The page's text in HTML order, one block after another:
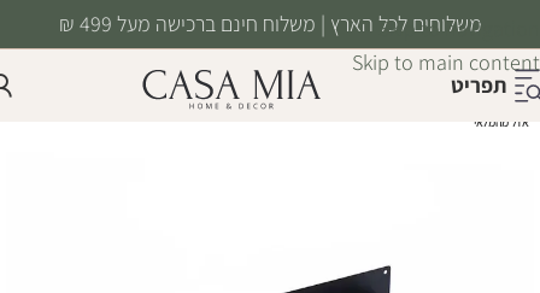
Skip to navigation
Skip to main content
משלוחים לכל הארץ | משלוח חינם ברכישה מעל 499 ₪
תפריט
אזל מהמלאי